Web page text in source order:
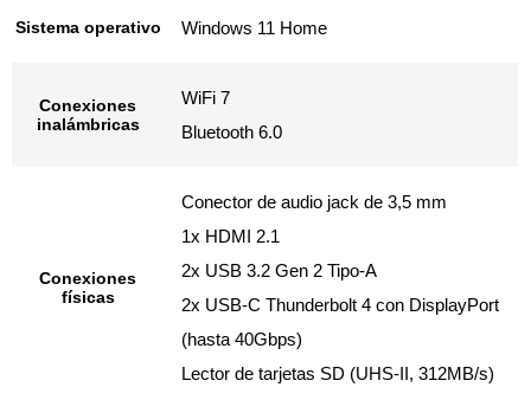
Sistema operativo Windows 11 Home
Conexiones
inalámbricas
WiFi 7
Bluetooth 6.0
Conexiones
físicas
Conector de audio jack de 3,5 mm
1x HDMI 2.1
2x USB 3.2 Gen 2 Tipo-A
2x USB-C Thunderbolt 4 con DisplayPort
(hasta 40Gbps)
Lector de tarjetas SD (UHS-II, 312MB/s)